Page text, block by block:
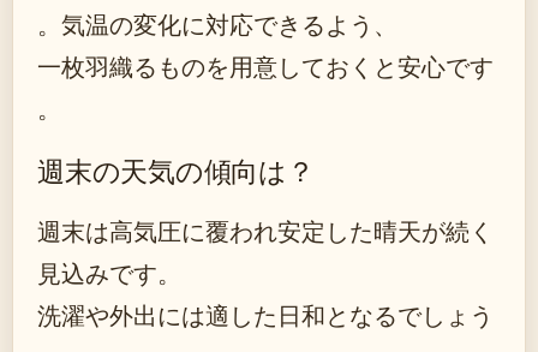
。気温の変化に対応できるよう、
一枚羽織るものを用意しておくと安心です
。
週末の天気の傾向は？
週末は高気圧に覆われ安定した晴天が続く
見込みです。
洗濯や外出には適した日和となるでしょう